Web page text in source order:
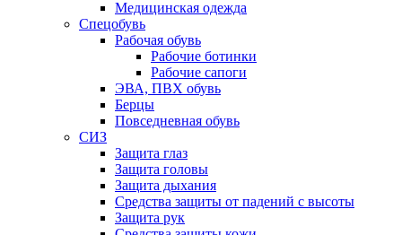
Медицинская одежда
Спецобувь
Рабочая обувь
Рабочие ботинки
Рабочие сапоги
ЭВА, ПВХ обувь
Берцы
Повседневная обувь
СИЗ
Защита глаз
Защита головы
Защита дыхания
Средства защиты от падений с высоты
Защита рук